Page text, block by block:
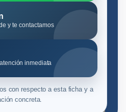
y te contactamos
inmediata
con respecto a esta ficha y a
concreta.